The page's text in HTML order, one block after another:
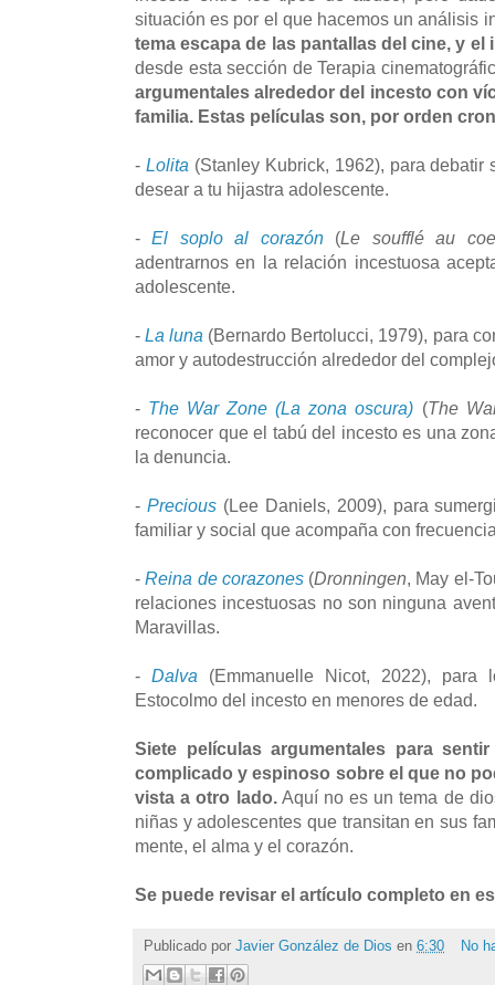
situación es por el que hacemos un análisis
tema escapa de las pantallas del cine, y
desde esta sección de Terapia
argumentales alrededor del incesto con
familia. Estas películas son, por orden
- Lolita (Stanley Kubrick, 1962), para debatir
desear a tu hijastra adolescente.
-El soplo al corazón (Le soufflé au
adentrarnos en la relación incestuosa
adolescente.
-La luna (Bernardo Bertolucci, 1979), para
amor y autodestrucción alrededor del
- The War Zone (La zona oscura) (The
reconocer que el tabú del incesto es una
la denuncia.
- Precious(Lee Daniels, 2009), para
familiar y social que acompaña con
-Reina de corazones(Dronningen, May el-
relaciones incestuosas no son ninguna
Maravillas.
- Dalva (Emmanuelle Nicot, 2022), para
Estocolmo del incesto en menores de edad.
Siete películas argumentales para
complicado y espinoso sobre el que no
vista a otro lado.Aquí no es un tema de
niñas y adolescentes que transitan en sus
mente, el alma y el corazón.
Se puede revisar el artículo completo en
Publicado por Javier González de Dios en 6:30 No